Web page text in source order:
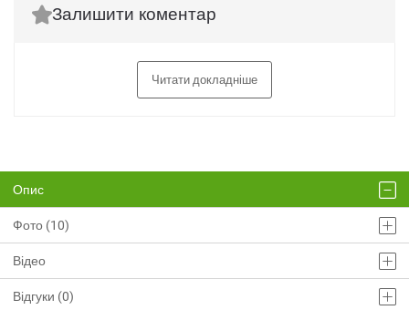
Залишити коментар
Читати докладніше
Опис
Фото (10)
Відео
Відгуки (0)